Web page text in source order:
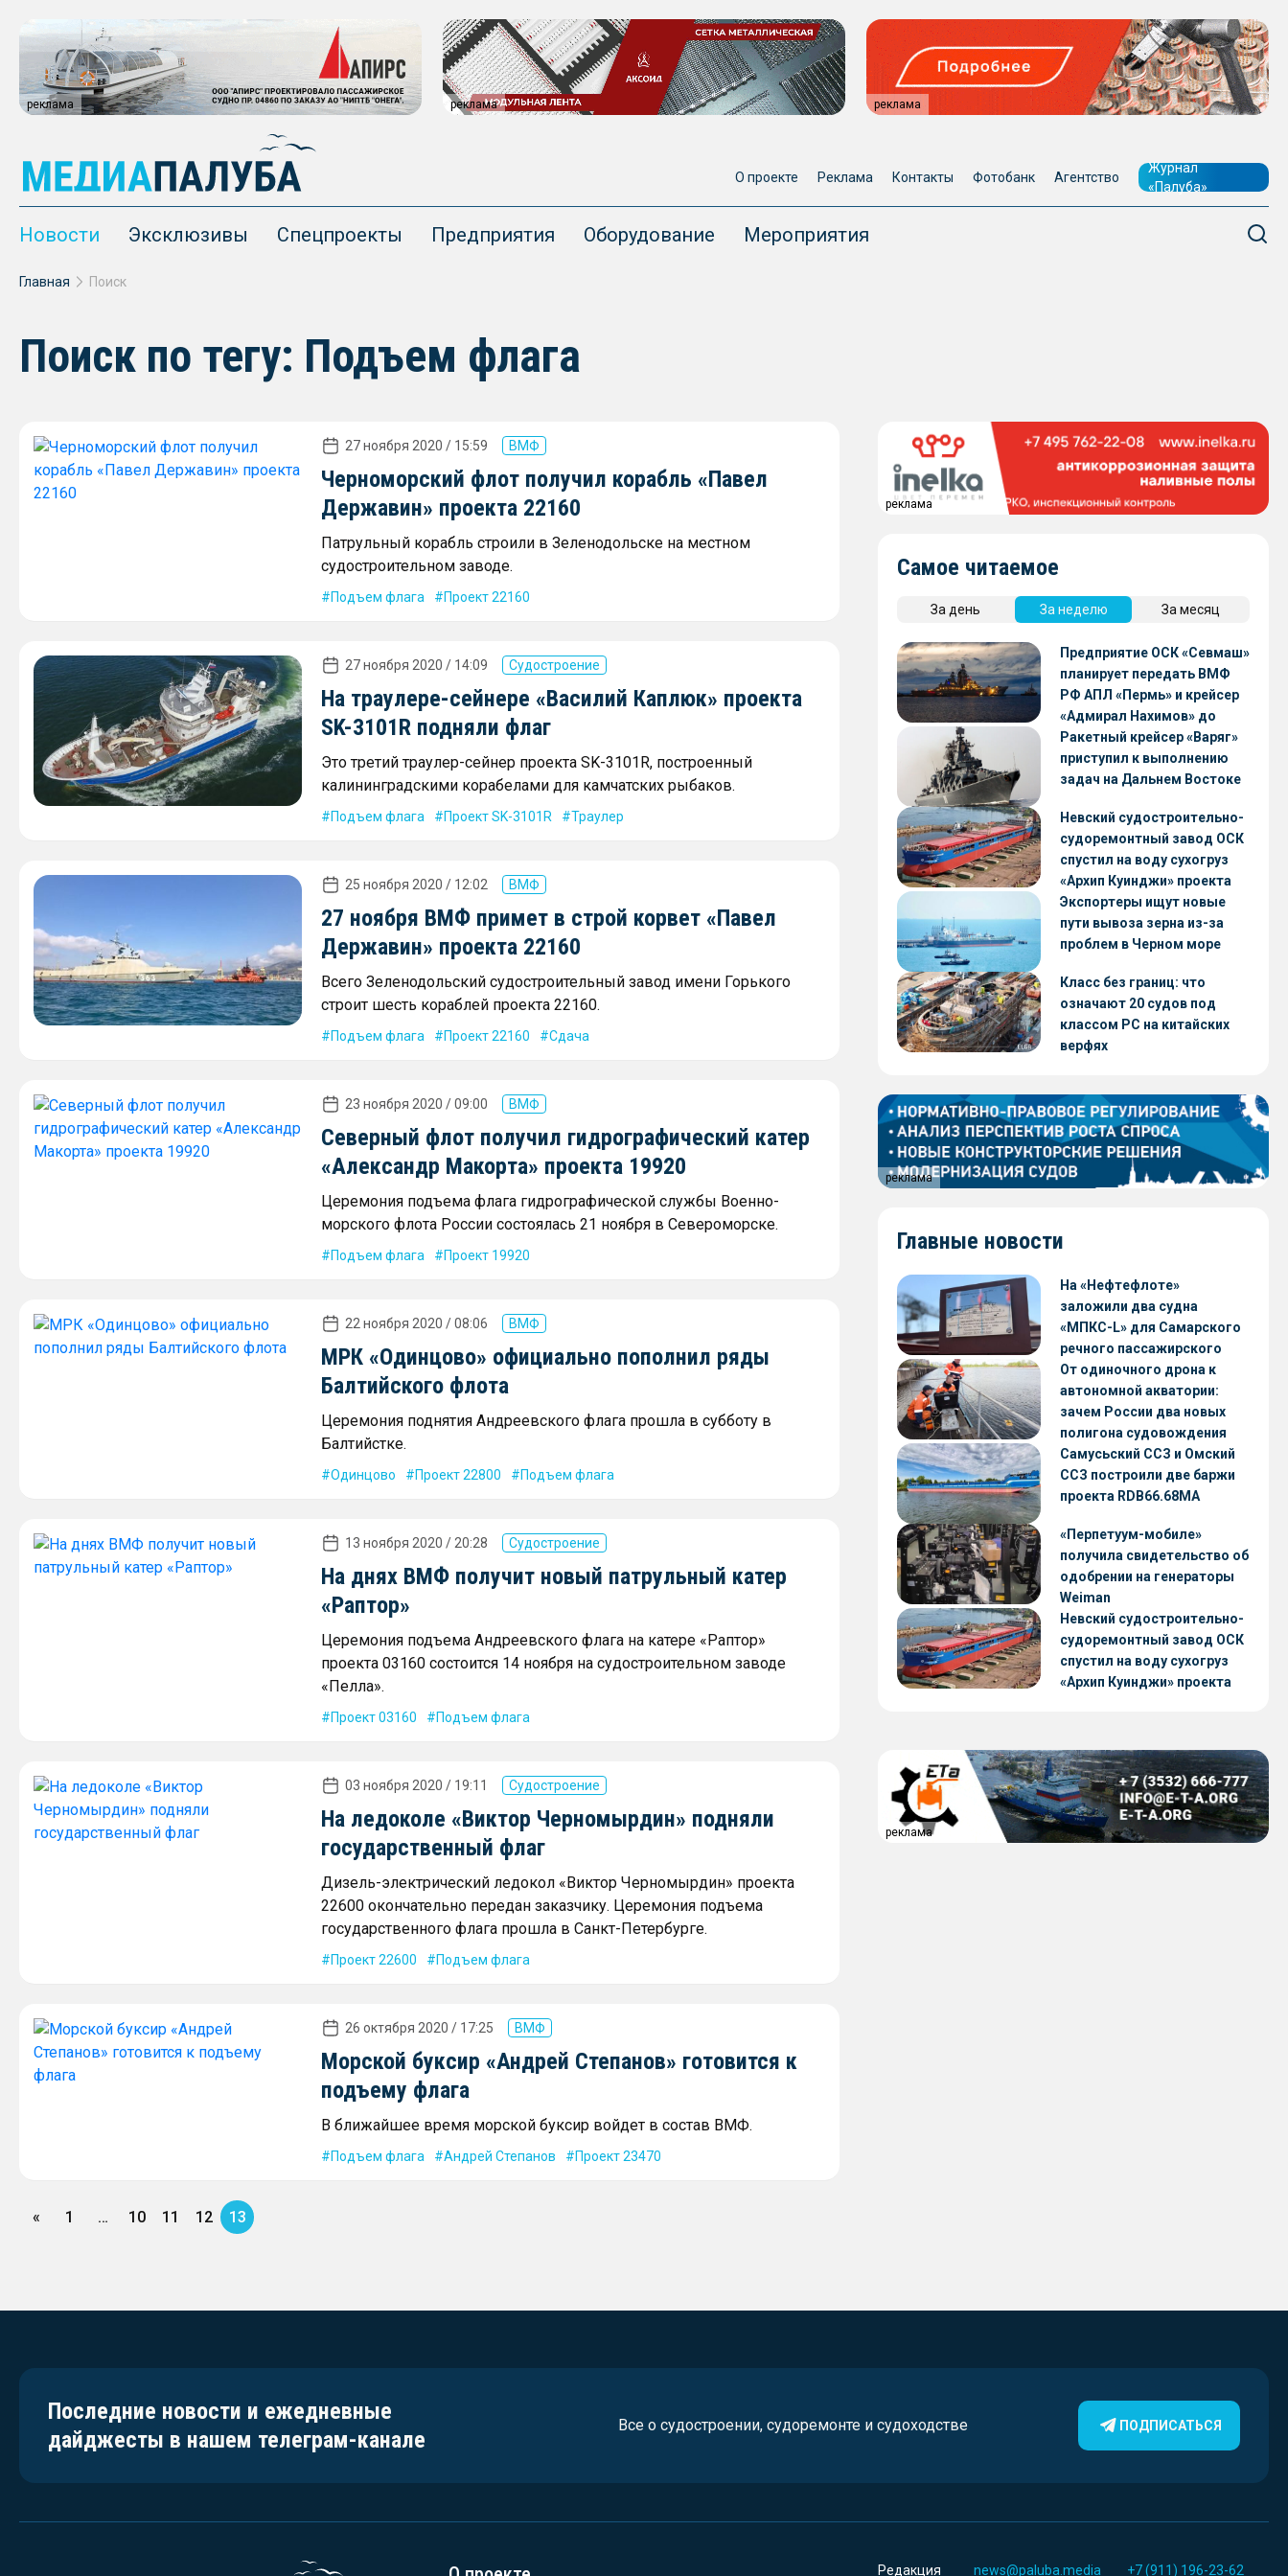
реклама реклама реклама
О проекте Реклама Контакты Фотобанк Агентство
Журнал
«Палуба»
Новости Эксклюзивы Спецпроекты Предприятия Оборудование Мероприятия
Главная Поиск
Поиск по тегу: Подъем флага
27 ноября 2020 / 15:59 ВМФ
Черноморский флот получил корабль «Павел
Державин» проекта 22160
Патрульный корабль строили в Зеленодольске на местном
судостроительном заводе.
Подъем флага Проект 22160
27 ноября 2020 / 14:09 Судостроение
На траулере-сейнере «Василий Каплюк» проекта
SK-3101R подняли флаг
Это третий траулер-сейнер проекта SK-3101R, построенный
калининградскими корабелами для камчатских рыбаков.
Подъем флага Проект SK-3101R Траулер
25 ноября 2020 / 12:02 ВМФ
27 ноября ВМФ примет в строй корвет «Павел
Державин» проекта 22160
Всего Зеленодольский судостроительный завод имени Горького
строит шесть кораблей проекта 22160.
Подъем флага Проект 22160 Сдача
23 ноября 2020 / 09:00 ВМФ
Северный флот получил гидрографический катер
«Александр Макорта» проекта 19920
Церемония подъема флага гидрографической службы Военно-
морского флота России состоялась 21 ноября в Североморске.
Подъем флага Проект 19920
22 ноября 2020 / 08:06 ВМФ
МРК «Одинцово» официально пополнил ряды
Балтийского флота
Церемония поднятия Андреевского флага прошла в субботу в
Балтийстке.
Одинцово Проект 22800 Подъем флага
13 ноября 2020 / 20:28 Судостроение
На днях ВМФ получит новый патрульный катер
«Раптор»
Церемония подъема Андреевского флага на катере «Раптор»
проекта 03160 состоится 14 ноября на судостроительном заводе
«Пелла».
Проект 03160 Подъем флага
03 ноября 2020 / 19:11 Судостроение
На ледоколе «Виктор Черномырдин» подняли
государственный флаг
Дизель-электрический ледокол «Виктор Черномырдин» проекта
22600 окончательно передан заказчику. Церемония подъема
государственного флага прошла в Санкт-Петербурге.
Проект 22600 Подъем флага
26 октября 2020 / 17:25 ВМФ
Морской буксир «Андрей Степанов» готовится к
подъему флага
В ближайшее время морской буксир войдет в состав ВМФ.
Подъем флага Андрей Степанов Проект 23470
« 1 … 10 11 12 13
реклама
Самое читаемое
За день За неделю За месяц
Предприятие ОСК «Севмаш»
планирует передать ВМФ
РФ АПЛ «Пермь» и крейсер
«Адмирал Нахимов» до
конца 2026 года
Ракетный крейсер «Варяг»
приступил к выполнению
задач на Дальнем Востоке
Невский судостроительно-
судоремонтный завод ОСК
спустил на воду сухогруз
«Архип Куинджи» проекта
RSD59
Экспортеры ищут новые
пути вывоза зерна из-за
проблем в Черном море
Класс без границ: что
означают 20 судов под
классом РС на китайских
верфях
реклама
Главные новости
На «Нефтефлоте»
заложили два судна
«МПКС-L» для Самарского
речного пассажирского
предприятия
От одиночного дрона к
автономной акватории:
зачем России два новых
полигона судовождения
Самусьский ССЗ и Омский
ССЗ построили две баржи
проекта RDB66.68МА
«Перпетуум-мобиле»
получила свидетельство об
одобрении на генераторы
Weiman
Невский судостроительно-
судоремонтный завод ОСК
спустил на воду сухогруз
«Архип Куинджи» проекта
реклама
Последние новости и ежедневные
дайджесты в нашем телеграм-канале
Все о судостроении, судоремонте и судоходстве ПОДПИСАТЬСЯ
Редакция news@paluba.media +7 (911) 196-23-62